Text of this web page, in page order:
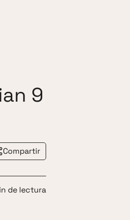
9
Compartir
de lectura